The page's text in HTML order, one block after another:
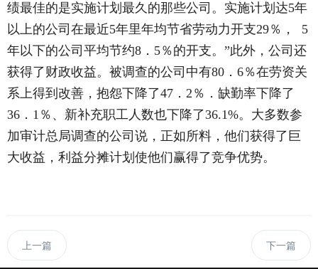
绩最佳的是实施计划最久的那些公司。实施计划达5年
以上的公司在最近5年里年均节省劳动力开支29％， 5
年以下的公司平均节约8．5％的开支。”此外，公司还
获得了财政收益。被调查的公司中有80．6％在劳资关
系上得到改善，抱怨下降了47．2％．缺勤率下降了
36．1％、新补充职工人数也下降了36.1%。大多数参
加审计总局调查的公司说，正如所料，他们获得了巨
大收益，利益分摊计划使他们赢得了竞争优势。
上一篇 下一篇